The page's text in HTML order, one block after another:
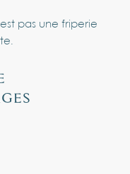
pas une friperie